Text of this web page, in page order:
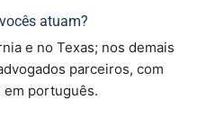
atuam?
e no Texas; nos demais
parceiros, com
em português.